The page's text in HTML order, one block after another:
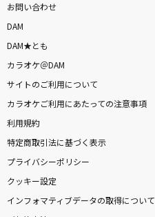
Share The World
東方神起
お問い合わせ
DAM
DAM★とも
カラオケ＠DAM
サイトのご利用について
カラオケご利用にあたっての注意事項
利用規約
特定商取引法に基づく表示
プライバシーポリシー
クッキー設定
インフォマティブデータの取得について